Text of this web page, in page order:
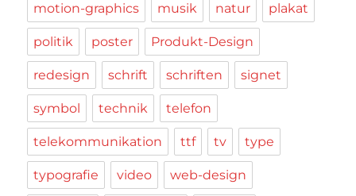
motion-graphics musik natur plakat
politik poster Produkt-Design
redesign schrift schriften signet
symbol technik telefon
telekommunikation ttf tv type
typografie video web-design